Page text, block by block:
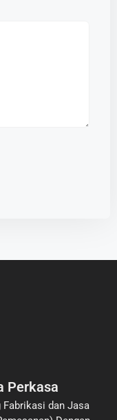
Perkasa
Fabrikasi dan Jasa